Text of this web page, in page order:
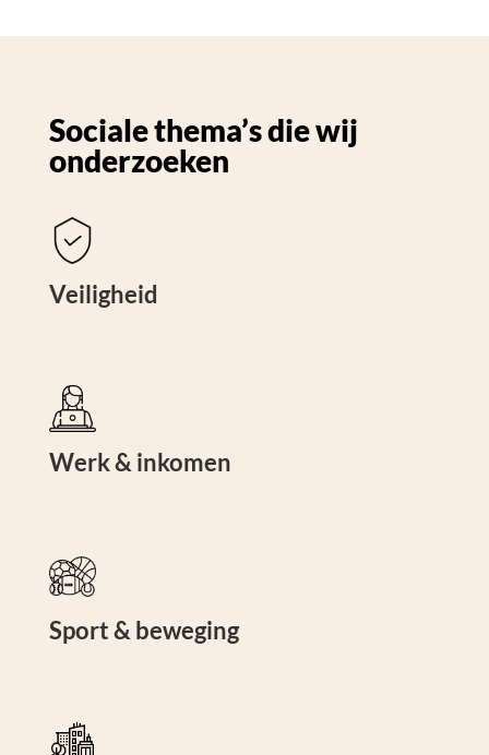
Sociale thema’s die wij
onderzoeken
Veiligheid
Werk & inkomen
Sport & beweging